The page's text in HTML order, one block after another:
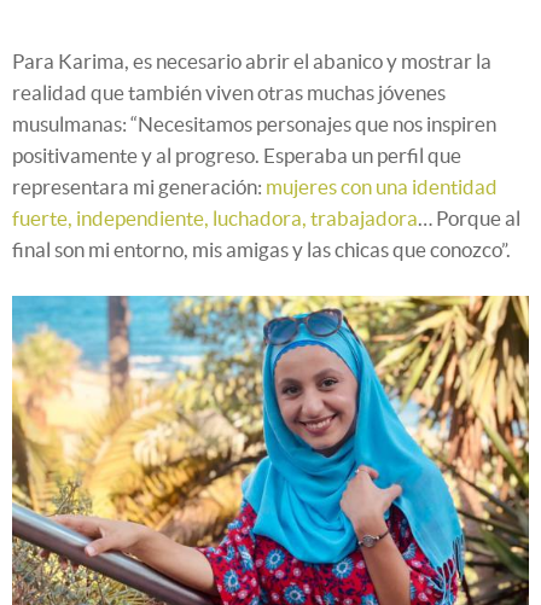
Para Karima, es necesario abrir el abanico y mostrar la
realidad que también viven otras muchas jóvenes
musulmanas: “Necesitamos personajes que nos inspiren
positivamente y al progreso. Esperaba un perfil que
representara mi generación: mujeres con una identidad
fuerte, independiente, luchadora, trabajadora… Porque al
final son mi entorno, mis amigas y las chicas que conozco”.